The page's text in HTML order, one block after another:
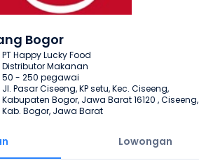
Bogor
PT Happy Lucky Food
Distributor Makanan
50 - 250 pegawai
Jl. Pasar Ciseeng, KP setu, Kec. Ciseeng,
Kabupaten Bogor, Jawa Barat 16120 , Ciseeng,
Kab. Bogor, Jawa Barat
Lowongan